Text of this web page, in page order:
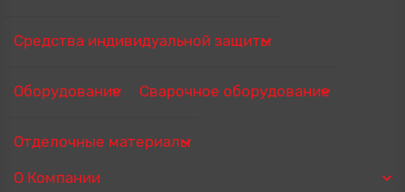
Средства индивидуальной защиты
Оборудование Сварочное оборудование
Отделочные материалы
О Компании